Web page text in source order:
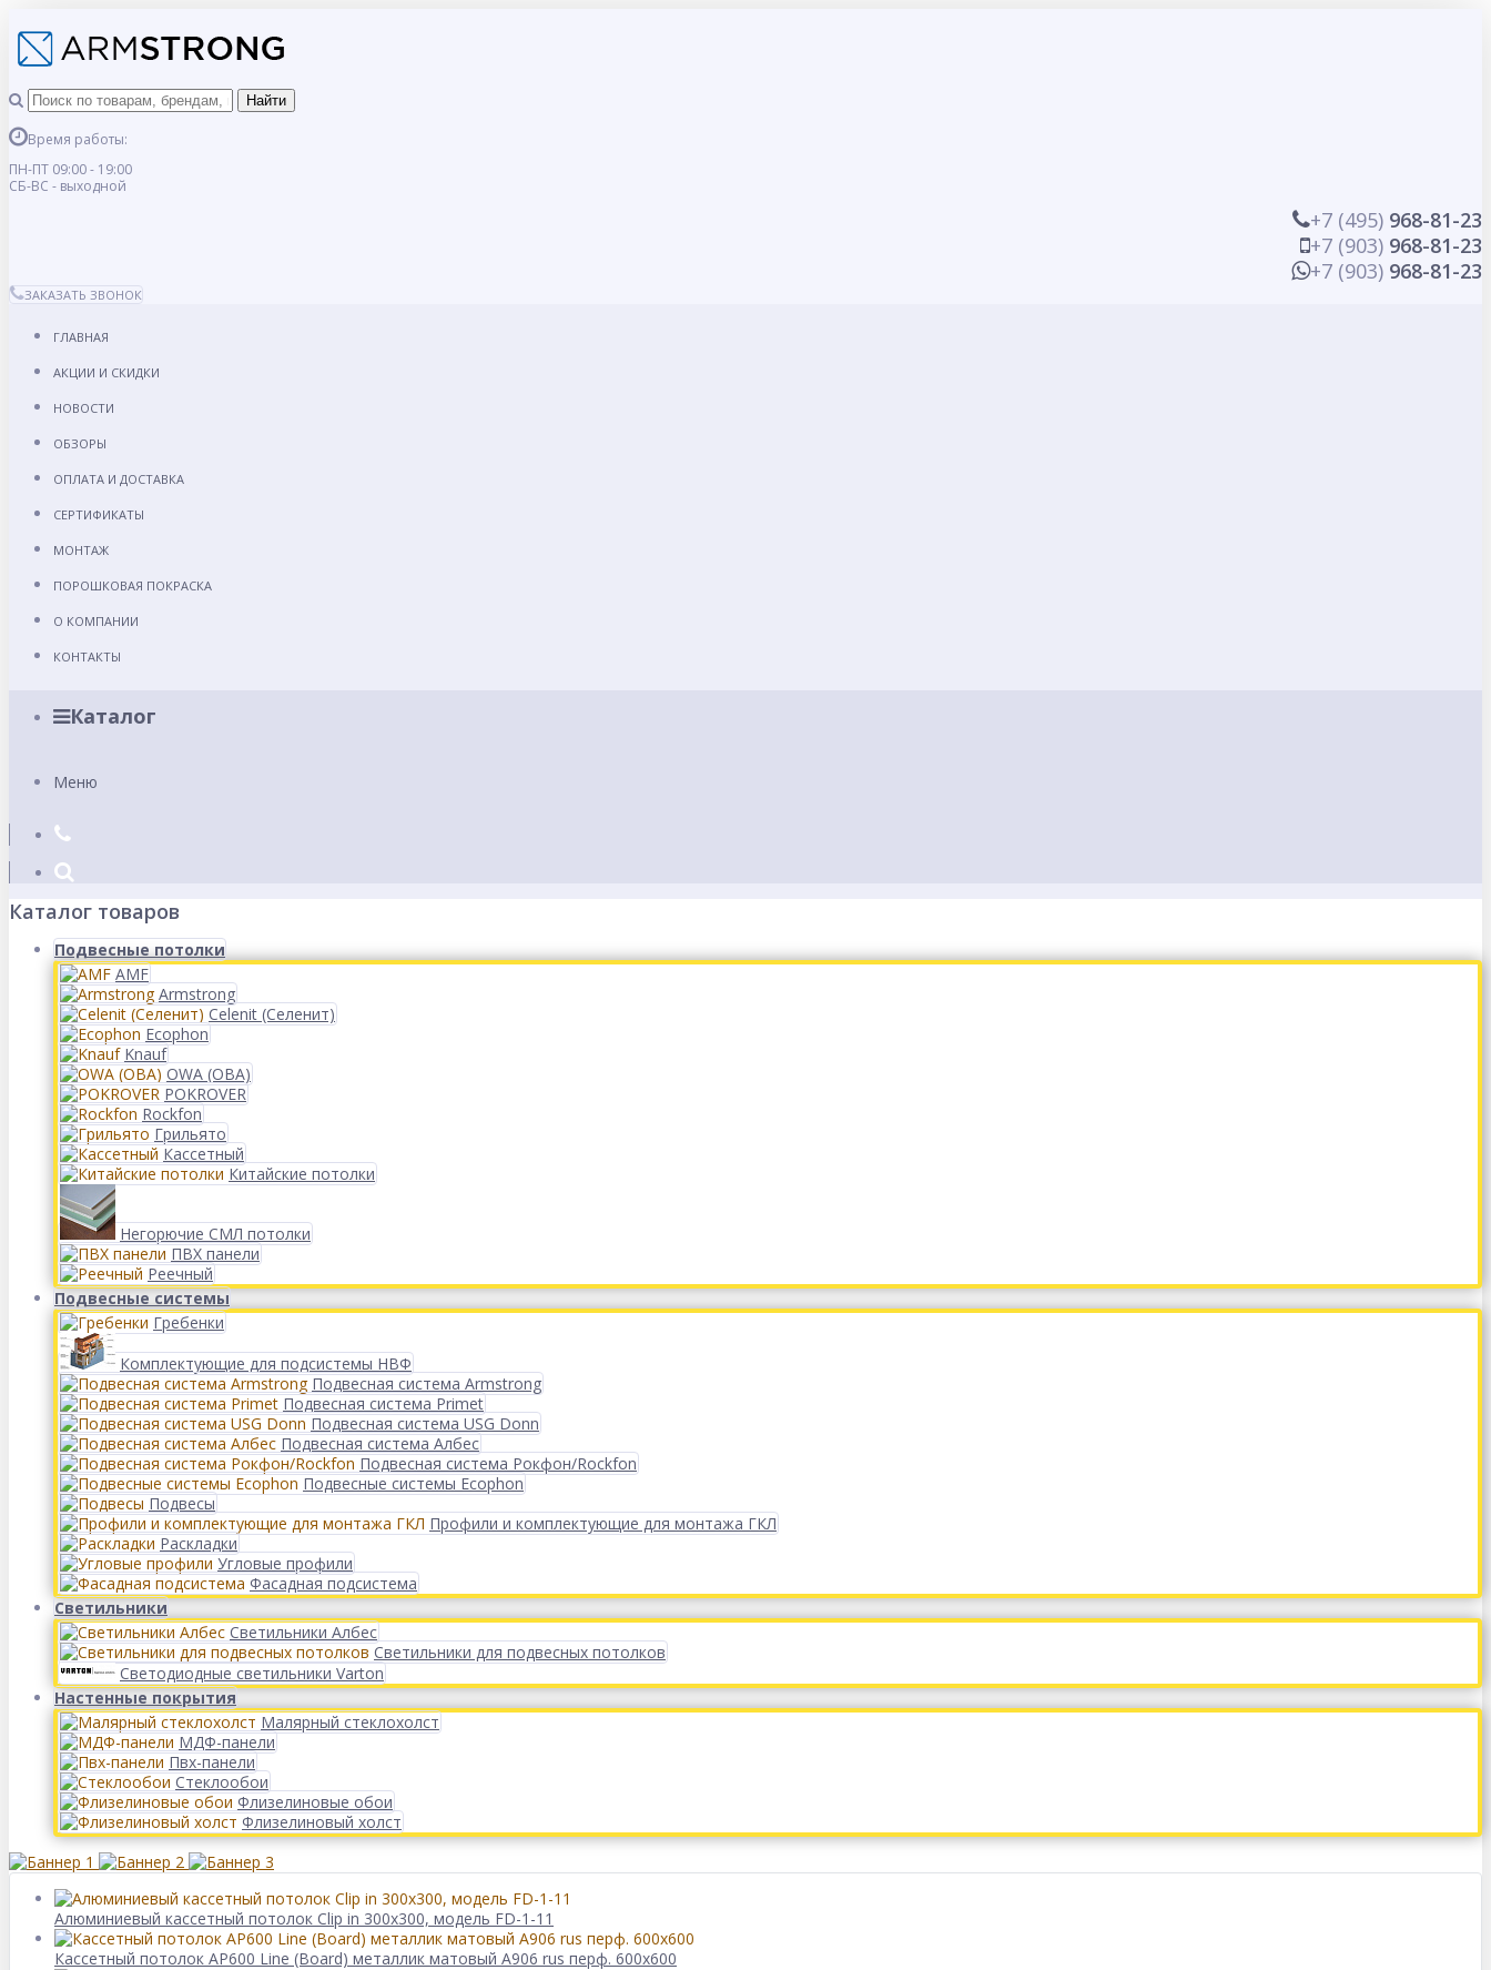
Время работы:
ПН-ПТ 09:00 - 19:00
СБ-ВС - выходной
+7 (495) 968-81-23
+7 (903) 968-81-23
+7 (903) 968-81-23
ЗАКАЗАТЬ ЗВОНОК
ГЛАВНАЯ
АКЦИИ И СКИДКИ
НОВОСТИ
ОБЗОРЫ
ОПЛАТА И ДОСТАВКА
СЕРТИФИКАТЫ
МОНТАЖ
ПОРОШКОВАЯ ПОКРАСКА
О КОМПАНИИ
КОНТАКТЫ
Каталог
Меню
Каталог товаров
Подвесные потолки
AMF
Armstrong
Celenit (Селенит)
Ecophon
Knauf
OWA (ОВА)
POKROVER
Rockfon
Грильято
Кассетный
Китайские потолки
Негорючие СМЛ потолки
ПВХ панели
Реечный
Подвесные системы
Гребенки
Комплектующие для подсистемы НВФ
Подвесная система Armstrong
Подвесная система Primet
Подвесная система USG Donn
Подвесная система Албес
Подвесная система Рокфон/Rockfon
Подвесные системы Ecophon
Подвесы
Профили и комплектующие для монтажа ГКЛ
Раскладки
Угловые профили
Фасадная подсистема
Светильники
Светильники Албес
Светильники для подвесных потолков
Светодиодные светильники Varton
Настенные покрытия
Малярный стеклохолст
МДФ-панели
Пвх-панели
Стеклообои
Флизелиновые обои
Флизелиновый холст
Алюминиевый кассетный потолок Clip in 300х300, модель FD-1-11
Кассетный потолок AP600 Line (Board) металлик матовый А906 rus перф. 600x600